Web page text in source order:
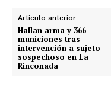
Artículo anterior
Hallan arma y 366
municiones tras
intervención a sujeto
sospechoso en La
Rinconada